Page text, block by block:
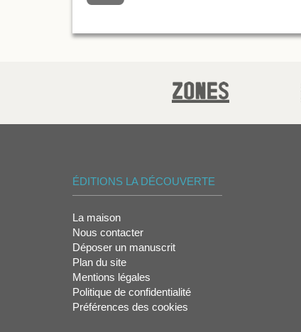
ÉDITIONS LA DÉCOUVERTE
La maison
Nous contacter
Déposer un manuscrit
Plan du site
Mentions légales
Politique de confidentialité
Préférences des cookies